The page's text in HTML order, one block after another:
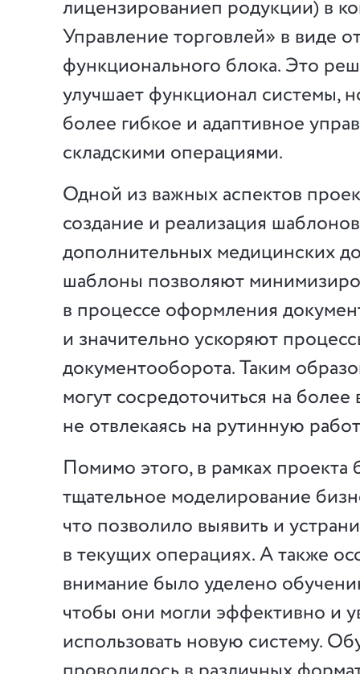
лицензированиеп родукции) в
Управление торговлей» в виде
функционального блока. Это
улучшает функционал системы,
более гибкое и адаптивное
складскими операциями.
Одной из важных аспектов
создание и реализация шаблонов
дополнительных медицинских
шаблоны позволяют
в процессе оформления
и значительно ускоряют
документооборота. Таким
могут сосредоточиться на более
не отвлекаясь на рутинную
Помимо этого, в рамках
тщательное моделирование
что позволило выявить и
в текущих операциях. А также
внимание было уделено
чтобы они могли эффективно и
использовать новую систему.